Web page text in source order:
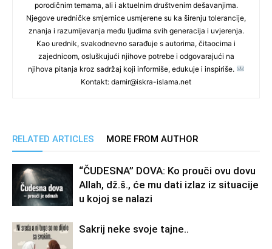
porodičnim temama, ali i aktuelnim društvenim dešavanjima.
Njegove uredničke smjernice usmjerene su ka širenju tolerancije,
znanja i razumijevanja među ljudima svih generacija i uvjerenja.
Kao urednik, svakodnevno sarađuje s autorima, čitaocima i
zajednicom, osluškujući njihove potrebe i odgovarajući na
njihova pitanja kroz sadržaj koji informiše, edukuje i inspiriše.
Kontakt: damir@iskra-islama.net
RELATED ARTICLES MORE FROM AUTHOR
“ČUDESNA” DOVA: Ko prouči ovu dovu
Allah, dž.š., će mu dati izlaz iz situacije
u kojoj se nalazi
Sakrij neke svoje tajne..